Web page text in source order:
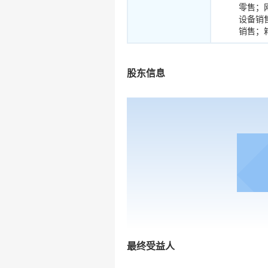
零售；
设备销
销售；
股东信息
最终受益人